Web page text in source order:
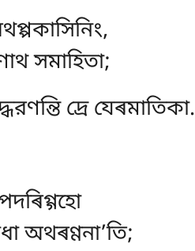
সমাহিতা;
দ্ৰে যেৰমাতিকা.
অথৰণ্ণনা’তি;